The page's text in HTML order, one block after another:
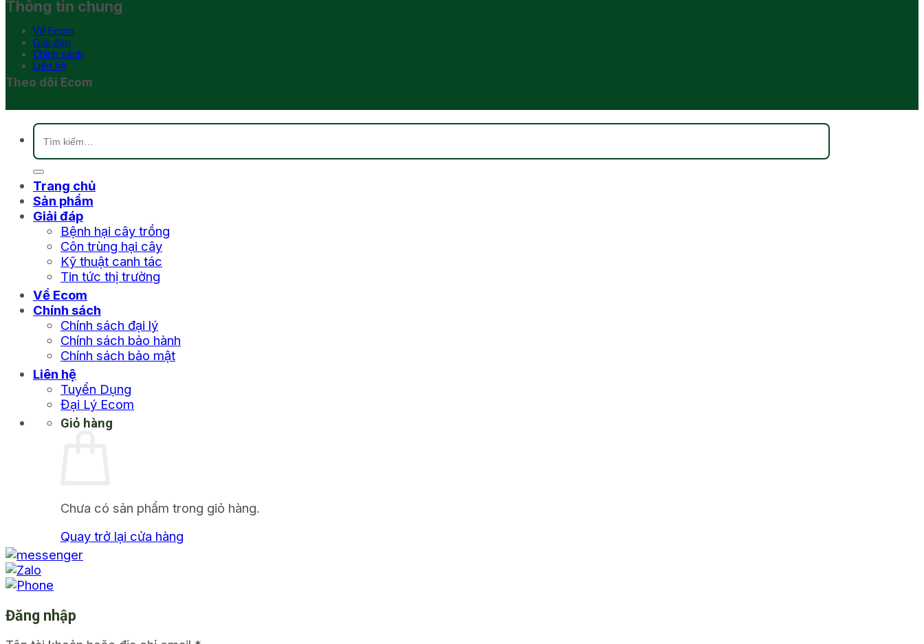
Thông tin chung
Về Ecom
Giải đáp
Chính sách
Liên hệ
Theo dõi Ecom
Tìm
kiếm:
Trang chủ
Sản phẩm
Giải đáp
Bệnh hại cây trồng
Côn trùng hại cây
Kỹ thuật canh tác
Tin tức thị trường
Về Ecom
Chính sách
Chính sách đại lý
Chính sách bảo hành
Chính sách bảo mật
Liên hệ
Tuyển Dụng
Đại Lý Ecom
Giỏ hàng
Chưa có sản phẩm trong giỏ hàng.
Quay trở lại cửa hàng
Đăng nhập